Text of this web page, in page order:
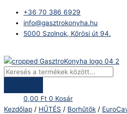
content
+36 70 386 6929
info@gasztrokonyha.hu
5000 Szolnok, Kőrösi út 94.
search
0,00 Ft 0 Kosár
Kezdőlap / HŰTÉS / Borhűtők /
hangulatvilágítás
V-
PURE-
modellhez
mennyiség